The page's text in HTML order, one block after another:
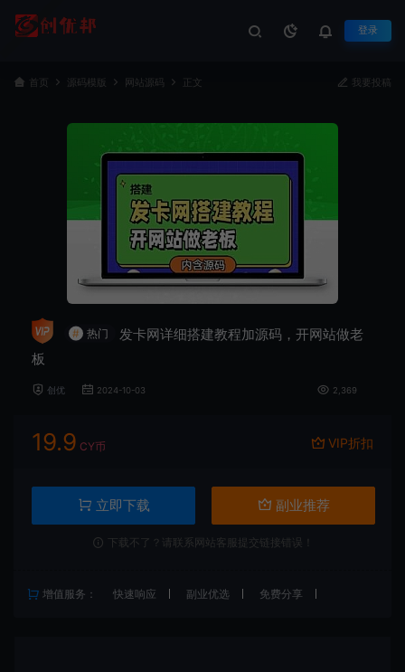
登录
首页 源码模版 网站源码 正文 我要投稿
# 热门
发卡网详细搭建教程加源码，开网站做老
板
创优 2024-10-03 2,369
19.9 CY币 VIP折扣
立即下载 副业推荐
下载不了？请联系网站客服提交链接错误！
增值服务： 快速响应 副业优选 免费分享